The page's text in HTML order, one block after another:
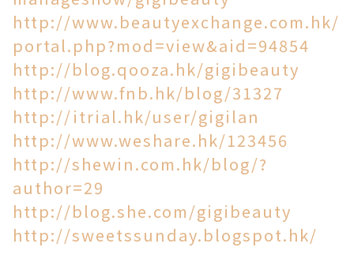
http://www.beautyexchange.com.hk/
portal.php?mod=view&aid=94854
http://blog.qooza.hk/gigibeauty
http://www.fnb.hk/blog/31327
http://itrial.hk/user/gigilan
http://www.weshare.hk/123456
http://shewin.com.hk/blog/?
author=29
http://blog.she.com/gigibeauty
http://sweetssunday.blogspot.hk/